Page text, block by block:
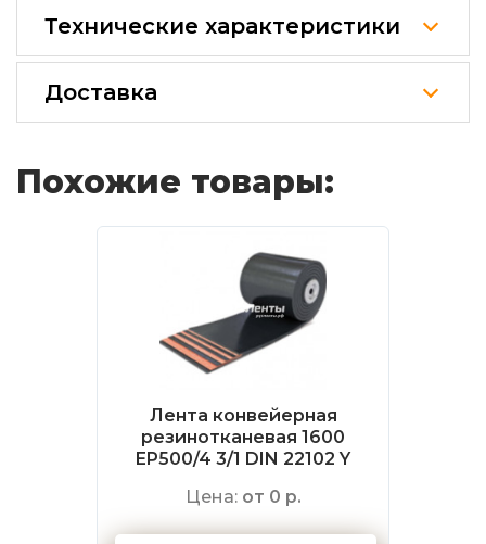
Технические характеристики
Доставка
Похожие товары:
Лента конвейерная
резинотканевая 1600
EP500/4 3/1 DIN 22102 Y
Цена: от 0 р.